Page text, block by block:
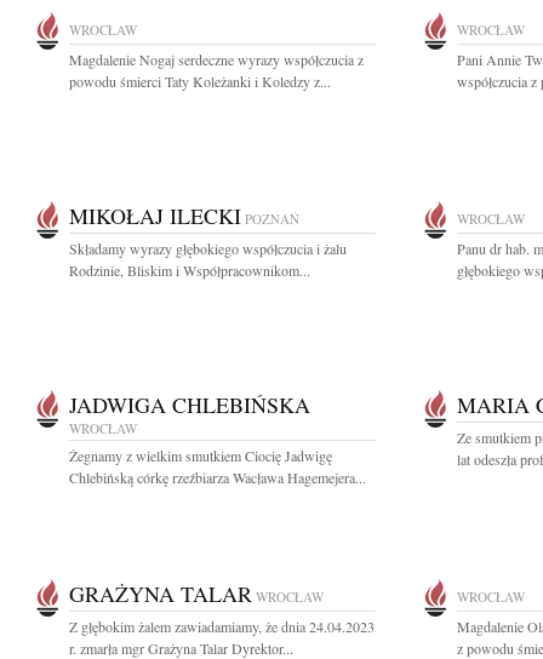
WROCŁAW
Magdalenie Nogaj serdeczne wyrazy współczucia z
powodu śmierci Taty Koleżanki i Koledzy z...
WROCŁAW
Pani Annie
współczucia
MIKOŁAJ ILECKI POZNAŃ
Składamy wyrazy głębokiego współczucia i żalu
Rodzinie, Bliskim i Współpracownikom...
WROCŁAW
Panu dr hab.
głębokiego
JADWIGA CHLEBIŃSKA
WROCŁAW
Żegnamy z wielkim smutkiem Ciocię Jadwigę
Chlebińską córkę rzeźbiarza Wacława Hagemejera...
MARIA
Ze smutkiem
lat odeszła
GRAŻYNA TALAR WROCŁAW
Z głębokim żalem zawiadamiamy, że dnia 24.04.2023
r. zmarła mgr Grażyna Talar Dyrektor...
WROCŁAW
Magdalenie
z powodu